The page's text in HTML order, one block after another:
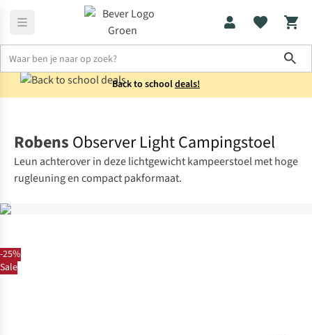
Back to schooldeals!
-25%
Sale
Robens Observer Light Campingstoel
Leun achterover in deze lichtgewicht kampeerstoel met hoge
rugleuning en compact pakformaat.